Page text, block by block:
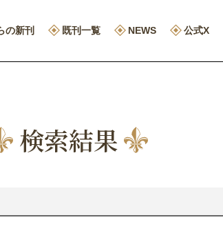
の新刊 既刊一覧 NEWS 公式X
検索結果